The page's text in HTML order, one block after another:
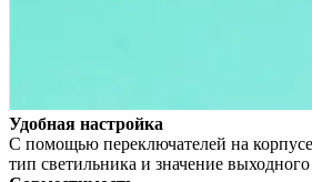
Удобная настройка
С помощью переключателей на корпусе
тип светильника и значение